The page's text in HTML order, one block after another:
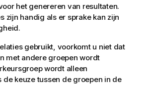
het genereren van resultaten.
zijn handig als er sprake kan zijn
gebruikt, voorkomt u niet dat
met andere groepen wordt
wordt alleen
de keuze tussen de groepen in de